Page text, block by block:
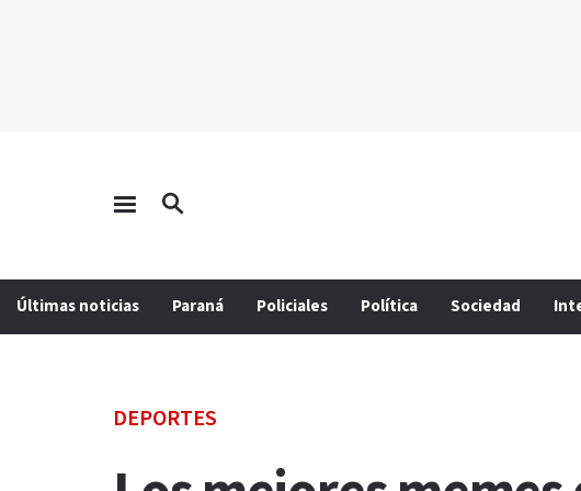
Últimas noticias Paraná Policiales Política Sociedad
DEPORTES